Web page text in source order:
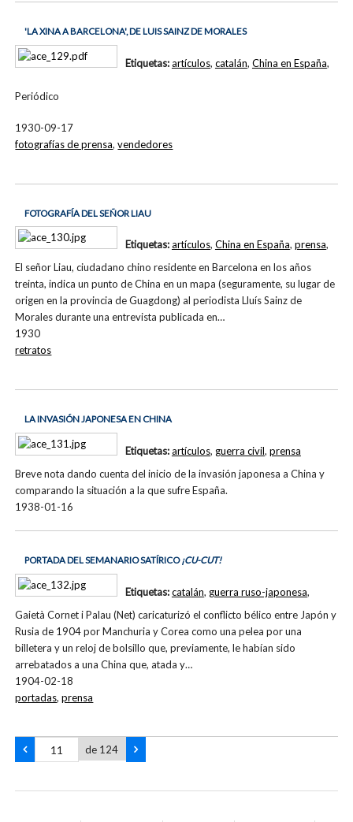
'LA XINA A BARCELONA', DE LUIS SAINZ DE MORALES
Periódico
1930-09-17
Etiquetas:artículos, catalán, China en España,
fotografías de prensa,vendedores
FOTOGRAFÍA DEL SEÑOR LIAU
El señor Liau, ciudadano chino residente en Barcelona en los años
treinta, indica un punto de China en un mapa (seguramente, su lugar de
origen en la provincia de Guagdong) al periodista Lluís Sainz de
Morales durante una entrevista publicada en…
1930
Etiquetas:artículos, China en España, prensa,
retratos
LA INVASIÓN JAPONESA EN CHINA
Breve nota dando cuenta del inicio de la invasión japonesa a China y
comparando la situación a la que sufre España.
1938-01-16
Etiquetas:artículos, guerra civil, prensa
PORTADA DEL SEMANARIO SATÍRICO¡CU-CUT!
Gaietà Cornet i Palau (Net) caricaturizó el conflicto bélico entre Japón y
Rusia de 1904 por Manchuria y Corea como una pelea por una
billetera y un reloj de bolsillo que, previamente, le habían sido
arrebatados a una China que, atada y…
1904-02-18
Etiquetas:catalán, guerra ruso-japonesa,
portadas,prensa
de 124